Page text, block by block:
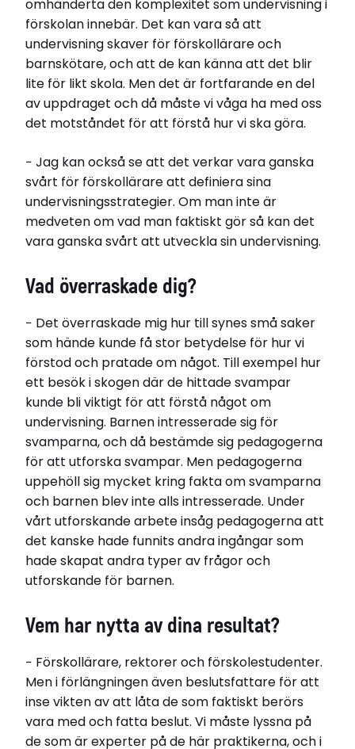
omhänderta den komplexitet som undervisning i
förskolan innebär. Det kan vara så att
undervisning skaver för förskollärare och
barnskötare, och att de kan känna att det blir
lite för likt skola. Men det är fortfarande en del
av uppdraget och då måste vi våga ha med oss
det motståndet för att förstå hur vi ska göra.
− Jag kan också se att det verkar vara ganska
svårt för förskollärare att definiera sina
undervisningsstrategier. Om man inte är
medveten om vad man faktiskt gör så kan det
vara ganska svårt att utveckla sin undervisning.
Vad överraskade dig?
− Det överraskade mig hur till synes små saker
som hände kunde få stor betydelse för hur vi
förstod och pratade om något. Till exempel hur
ett besök i skogen där de hittade svampar
kunde bli viktigt för att förstå något om
undervisning. Barnen intresserade sig för
svamparna, och då bestämde sig pedagogerna
för att utforska svampar. Men pedagogerna
uppehöll sig mycket kring fakta om svamparna
och barnen blev inte alls intresserade. Under
vårt utforskande arbete insåg pedagogerna att
det kanske hade funnits andra ingångar som
hade skapat andra typer av frågor och
utforskande för barnen.
Vem har nytta av dina resultat?
− Förskollärare, rektorer och förskolestudenter.
Men i förlängningen även beslutsfattare för att
inse vikten av att låta de som faktiskt berörs
vara med och fatta beslut. Vi måste lyssna på
de som är experter på de här praktikerna, och i